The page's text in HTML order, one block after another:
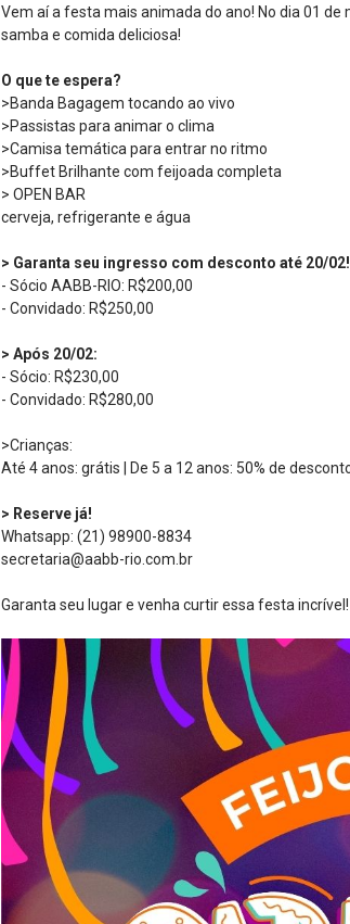
Vem aí a festa mais animada do ano! No dia 01 de
samba e comida deliciosa!
O que te espera?
>Banda Bagagem tocando ao vivo
>Passistas para animar o clima
>Camisa temática para entrar no ritmo
>Buffet Brilhante com feijoada completa
> OPEN BAR
cerveja, refrigerante e água
> Garanta seu ingresso com desconto até 20/02!
- Sócio AABB-RIO: R$200,00
- Convidado: R$250,00
> Após 20/02:
- Sócio: R$230,00
- Convidado: R$280,00
>Crianças:
Até 4 anos: grátis | De 5 a 12 anos: 50% de
> Reserve já!
Whatsapp: (21) 98900-8834
secretaria@aabb-rio.com.br
Garanta seu lugar e venha curtir essa festa incrível!